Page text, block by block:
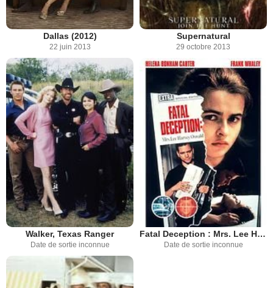
Dallas (2012)
22 juin 2013
Supernatural
29 octobre 2013
Walker, Texas Ranger
Date de sortie inconnue
Fatal Deception : Mrs. Lee Harvey Oswald
Date de sortie inconnue